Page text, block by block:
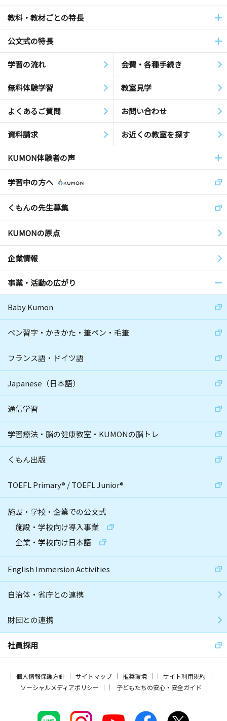
教科・教材ごとの特長
公文式の特長
学習の流れ 会費・各種手続き
無料体験学習 教室見学
よくあるご質問 お問い合わせ
資料請求 お近くの教室を探す
KUMON体験者の声
学習中の方へ
くもんの先生募集
KUMONの原点
企業情報
事業・活動の広がり
Baby Kumon
ペン習字・かきかた・筆ペン・毛筆
フランス語・ドイツ語
Japanese（日本語）
通信学習
学習療法・脳の健康教室・KUMONの脳トレ
くもん出版
TOEFL Primary® /TOEFL Junior®
施設・学校・企業での公文式
施設・学校向け導入事業
企業・学校向け日本語
English Immersion Activities
自治体・省庁との連携
財団との連携
社員採用
個人情報保護方針 サイトマップ 推奨環境
サイト利用規約
ソーシャルメディアポリシー
子どもたちの安心・安全ガイド